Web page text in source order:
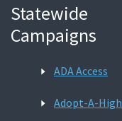
Statewide
Campaigns
ADA Access
Adopt-A-